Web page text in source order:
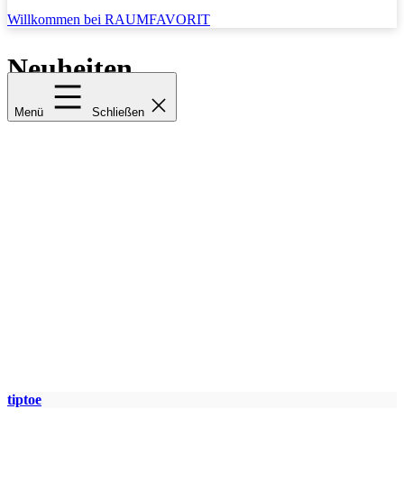
Willkommen bei RAUMFAVORIT
Menü Schließen
Neuheiten
tiptoe